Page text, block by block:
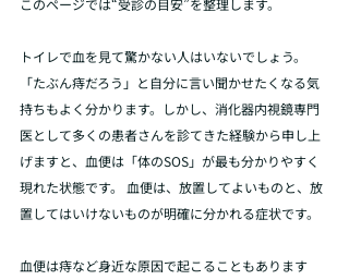
このページでは“受診の目安”を整理します。
トイレで血を見て驚かない人はいないでしょう。
「たぶん痔だろう」と自分に言い聞かせたくなる気
持ちもよく分かります。しかし、消化器内視鏡専門
医として多くの患者さんを診てきた経験から申し上
げますと、血便は「体のSOS」が最も分かりやすく
現れた状態です。 血便は、放置してよいものと、放
置してはいけないものが明確に分かれる症状です。
血便は痔など身近な原因で起こることもあります